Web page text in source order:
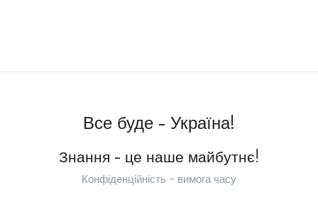
Все буде - Україна!
Знання - це наше майбутнє!
Конфіденційність - вимога часу